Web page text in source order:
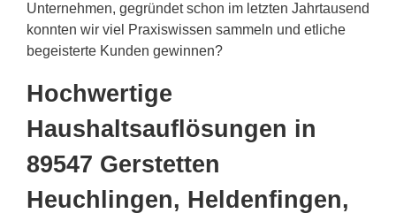
Unternehmen, gegründet schon im letzten Jahrtausend
konnten wir viel Praxiswissen sammeln und etliche
begeisterte Kunden gewinnen?
Hochwertige
Haushaltsauflösungen in
89547 Gerstetten
Heuchlingen, Heldenfingen,